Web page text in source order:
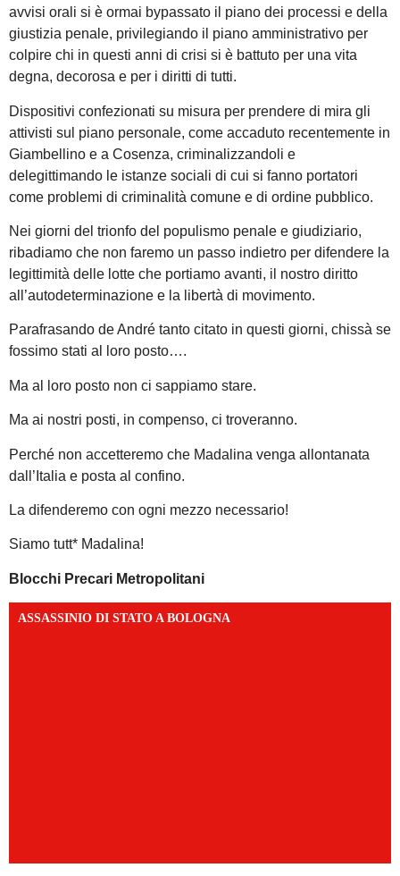
avvisi orali si è ormai bypassato il piano dei processi e della
giustizia penale, privilegiando il piano amministrativo per
colpire chi in questi anni di crisi si è battuto per una vita
degna, decorosa e per i diritti di tutti.
Dispositivi confezionati su misura per prendere di mira gli
attivisti sul piano personale, come accaduto recentemente in
Giambellino e a Cosenza, criminalizzandoli e
delegittimando le istanze sociali di cui si fanno portatori
come problemi di criminalità comune e di ordine pubblico.
Nei giorni del trionfo del populismo penale e giudiziario,
ribadiamo che non faremo un passo indietro per difendere la
legittimità delle lotte che portiamo avanti, il nostro diritto
all’autodeterminazione e la libertà di movimento.
Parafrasando de André tanto citato in questi giorni, chissà se
fossimo stati al loro posto….
Ma al loro posto non ci sappiamo stare.
Ma ai nostri posti, in compenso, ci troveranno.
Perché non accetteremo che Madalina venga allontanata
dall’Italia e posta al confino.
La difenderemo con ogni mezzo necessario!
Siamo tutt* Madalina!
Blocchi Precari Metropolitani
ASSASSINIO DI STATO A BOLOGNA